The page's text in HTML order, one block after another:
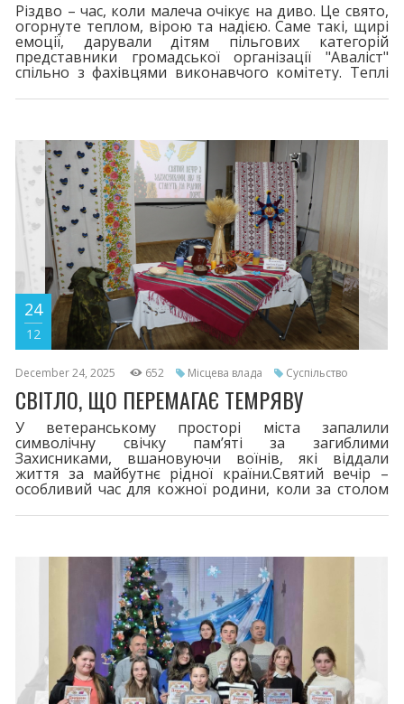
Різдво – час, коли малеча очікує на диво. Це свято,
огорнуте теплом, вірою та надією. Саме такі, щирі
емоції, дарували дітям пільгових категорій
представники громадської організації "Аваліст"
спільно з фахівцями виконавчого комітету. Теплі
котрі потребують любові, турботи і підтримки.
24
12
December 24, 2025 652 Місцева влада Суспільство
СВІТЛО, ЩО ПЕРЕМАГАЄ ТЕМРЯВУ
У ветеранському просторі міста запалили
символічну свічку пам’яті за загиблими
Захисниками, вшановуючи воїнів, які віддали
життя за майбутнє рідної країни.Святий вечір –
особливий час для кожної родини, коли за столом
ветеранському просторі згадували тих, хто
на зустрічі – «Святий вечір з Захисниками, які не
стануть на рідний поріг».